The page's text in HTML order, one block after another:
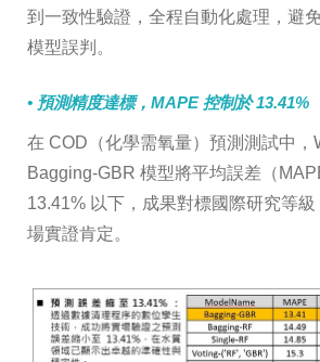
到一致性驗證，全程自動化處理，避
模型誤判。
• 預測精度達標，MAPE 控制於 13.41%
在 COD（化學需氧量）預測測試中
Bagging-GBR 模型將平均誤差（
13.41% 以下，成果對標國際研究等
場實證肯定。